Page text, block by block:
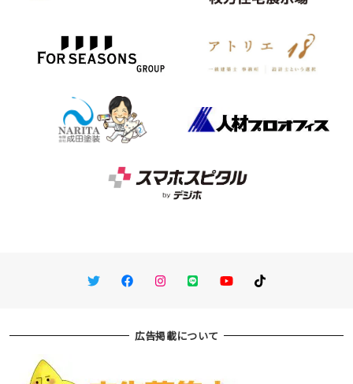
TwitterFacebookInstagram
LINE You TubeTikTok
広告掲載について